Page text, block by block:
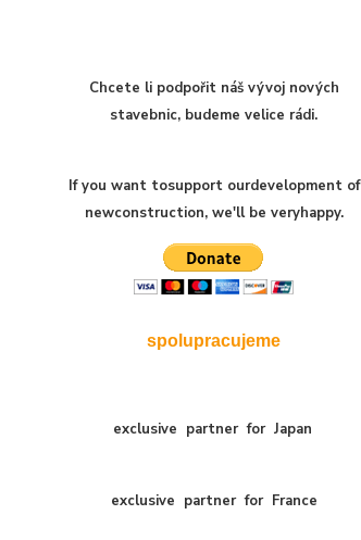
Chcete li podpořit náš vývoj nových
stavebnic, budeme velice rádi.
If you want tosupport ourdevelopment of
newconstruction, we'll be veryhappy.
spolupracujeme
exclusive partner for Japan
exclusive partner for France